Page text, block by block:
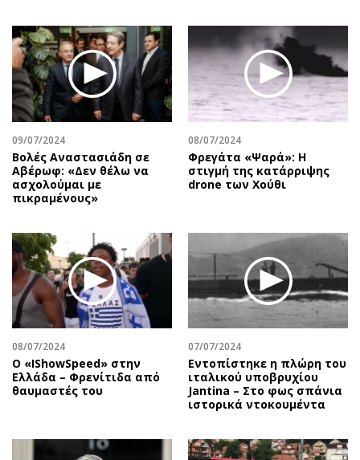
09/07/2024
Βολές Αναστασιάδη σε
Αβέρωφ: «Δεν θέλω να
ασχολούμαι με
πικραμένους»
08/07/2024
Φρεγάτα «Ψαρά»: Η
στιγμή της κατάρριψης
drone των Χούθι
08/07/2024
Ο «IShowSpeed» στην
Ελλάδα – Φρενίτιδα από
θαυμαστές του
07/07/2024
Εντοπίστηκε η πλώρη του
ιταλικού υποβρυχίου
Jantina – Στο φως σπάνια
ιστορικά ντοκουμέντα